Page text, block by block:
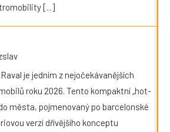
[...]
Raval je jedním z nejočekávanějších
roku 2026. Tento kompaktní „hot-
města, pojmenovaný po barcelonské
verzí dřívějšího konceptu